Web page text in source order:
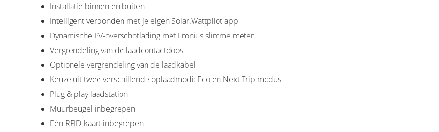
Installatie binnen en buiten
Intelligent verbonden met je eigen Solar.Wattpilot app
Dynamische PV-overschotlading met Fronius slimme meter
Vergrendeling van de laadcontactdoos
Optionele vergrendeling van de laadkabel
Keuze uit twee verschillende oplaadmodi: Eco en Next Trip modus
Plug & play laadstation
Muurbeugel inbegrepen
Eén RFID-kaart inbegrepen